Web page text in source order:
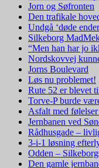
Jorn og Søfronten
Den trafikale
Undgå ‘døde
Silkeborg
“Men han har jo
Nordskovvej
Jorns Boulevard
Løs nu problemet!
Rute 52 er blevet
Torve-P burde
Asfalt med
Jernbanen ved
Rådhusgade –
3-i-1 løsning
Odden –
Den gamle